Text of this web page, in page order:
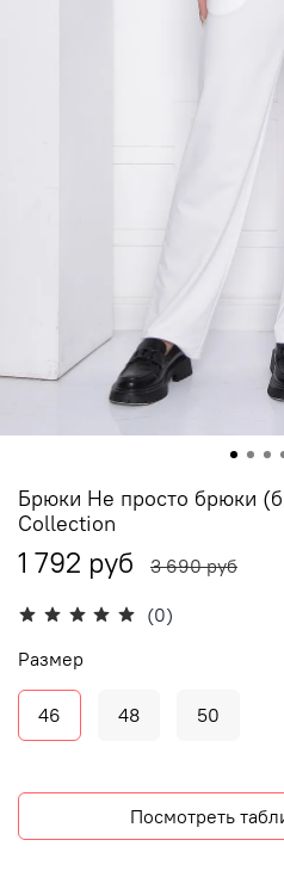
(0)
Брюки Не просто брюки
Collection
1 792 руб 3 690 руб
Размер
46 48 50
Посмотреть